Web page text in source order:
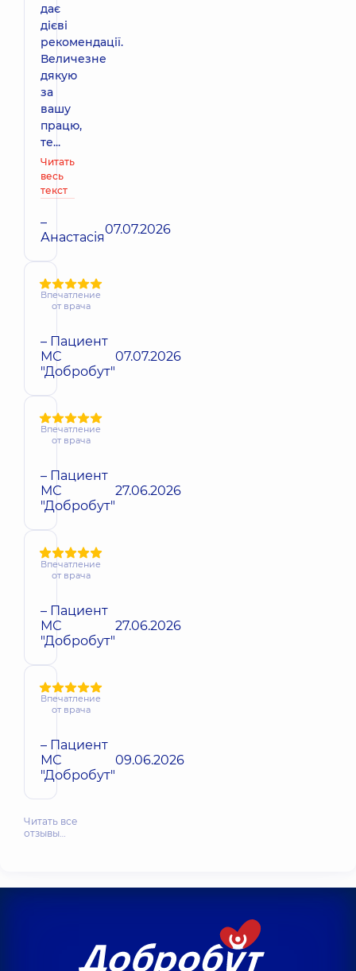
дає
дієві
рекомендації.
Величезне
дякую
за
вашу
працю,
те...
Читать
весь
текст
–
Анастасія07.07.2026
Впечатление
от врача
– Пациент
МС
"Добробут"
07.07.2026
Впечатление
от врача
– Пациент
МС
"Добробут"
27.06.2026
Впечатление
от врача
– Пациент
МС
"Добробут"
27.06.2026
Впечатление
от врача
– Пациент
МС
"Добробут"
09.06.2026
Читать все
отзывы…